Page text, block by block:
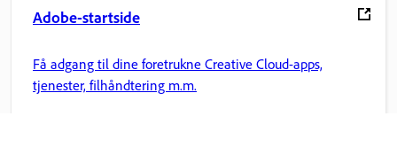
Adobe-startside
Få adgang til dine foretrukne Creative Cloud-apps,
tjenester, filhåndtering m.m.